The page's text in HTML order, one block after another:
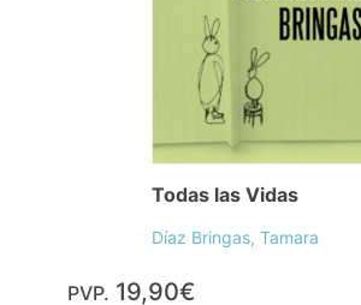
Todas las Vidas
Díaz Bringas, Tamara
PVP. 19,90€